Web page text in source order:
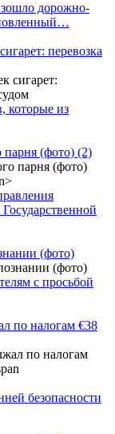
дорожно-
перевозка
которые из
парня (фото) (2)
(фото)
с просьбой
по налогам €38
безопасности